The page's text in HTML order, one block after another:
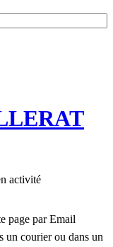
activité
page par Email
un courier ou dans un